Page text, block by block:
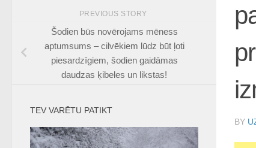
BY
PREVIOUS STORY
Šodien būs novērojams mēness
aptumsums – cilvēkiem lūdz būt ļoti
piesardzīgiem, šodien gaidāmas
daudzas ķibeles un likstas!
TEV VARĒTU PATIKT